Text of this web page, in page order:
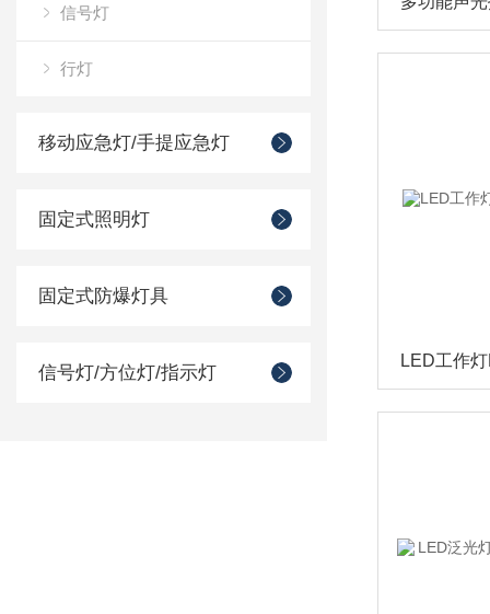
信号灯
行灯
移动应急灯/手提应急灯
固定式照明灯
固定式防爆灯具
信号灯/方位灯/指示灯